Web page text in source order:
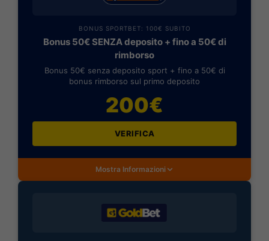
BONUS SPORTBET: 100€ SUBITO
Bonus 50€ SENZA deposito + fino a 50€ di
rimborso
Bonus 50€ senza deposito sport + fino a 50€ di
bonus rimborso sul primo deposito
200€
VERIFICA
Mostra Informazioni